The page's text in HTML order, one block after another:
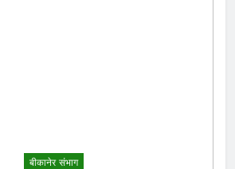
बीकानेर संभाग